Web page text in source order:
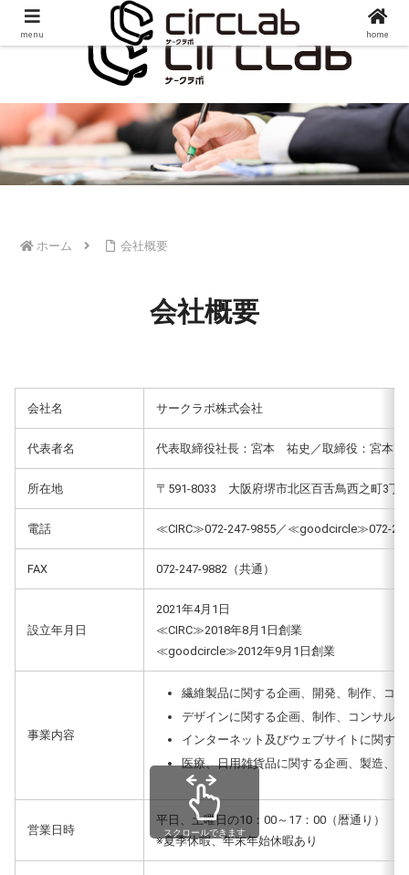
ホーム 会社概要
会社概要
会社名 サークラボ株式会社
代表者名 代表取締役社長：宮本 祐史／取締役：宮本
所在地 〒591-8033 大阪府堺市北区百舌鳥西之町3丁
電話 ≪CIRC≫072-247-9855／≪goodcircle≫072-
FAX 072-247-9882（共通）
設立年月日
2021年4月1日
≪CIRC≫2018年8月1日創業
≪goodcircle≫2012年9月1日創業
事業内容
繊維製品に関する企画、開発、制作、コ
デザインに関する企画、制作、コンサル
インターネット及びウェブサイトに関す
医療、日用雑貨品に関する企画、製造、
営業日時
平日、土曜日の10：00～17：00（暦通り）
※夏季休暇、年末年始休暇あり
スクロールできます
menu home